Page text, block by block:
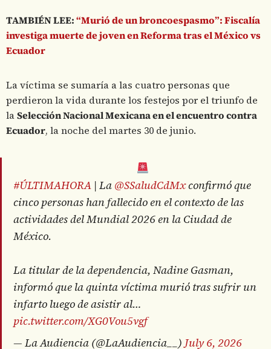
TAMBIÉN LEE:“Murió de un broncoespasmo”: Fiscalía
investiga muerte de joven en Reforma tras el México vs
Ecuador
La víctima se sumaría a las cuatro personas que
perdieron la vida durante los festejos por el triunfo de
laSelección Nacional Mexicana en el encuentro contra
Ecuador, la noche del martes 30 de junio.
#ÚLTIMAHORA| La @SSaludCdMxconfirmó que
cinco personas han fallecido en el contexto de las
actividades del Mundial 2026 en la Ciudad de
México.
La titular de la dependencia, Nadine Gasman,
informó que la quinta víctima murió tras sufrir un
infarto luego de asistir al…
pic.twitter.com/XG0Vou5vgf
— La Audiencia (@LaAudiencia__) July 6, 2026